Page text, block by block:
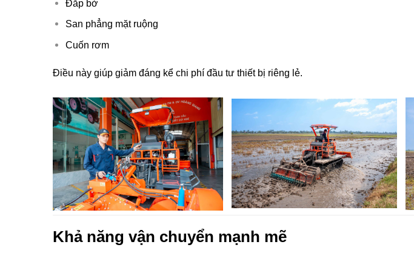
Đắp bờ
San phẳng mặt ruộng
Cuốn rơm
Điều này giúp giảm đáng kể chi phí đầu tư thiết bị riêng lẻ.
Khả năng vận chuyển mạnh mẽ